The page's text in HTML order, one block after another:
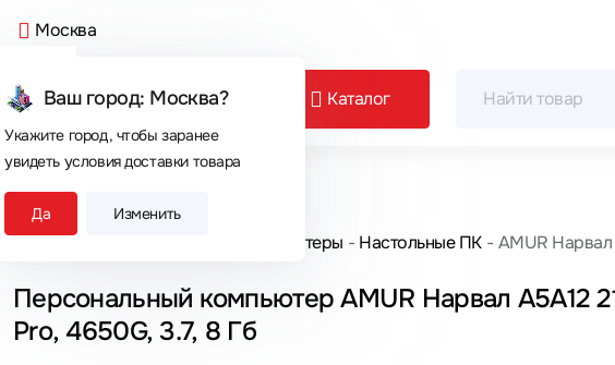
Москва
Ваш город: Москва?
Укажите город, чтобы заранее
увидеть условия доставки товара
Да Изменить
Каталог
Сегодня покупают
Главная Компьютеры Настольные ПК AMUR
Персональный компьютер AMUR Нарвал A5А12
Pro, 4650G, 3.7, 8 Гб